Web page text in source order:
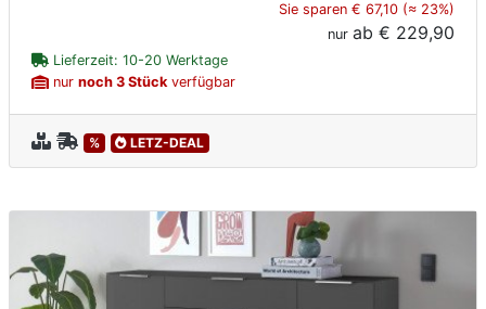
Sie sparen € 67,10 (≈ 23%)
nur ab € 229,90
Lieferzeit: 10-20 Werktage
nur noch 3 Stückverfügbar
% LETZ-DEAL